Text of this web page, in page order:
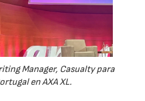
Manager, Casualty para
en AXA XL.